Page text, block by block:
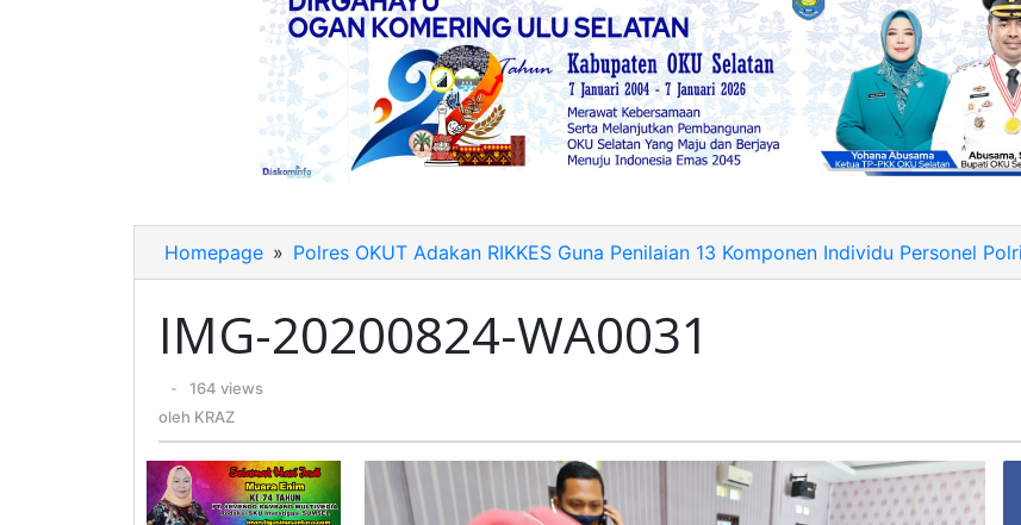
Homepage » Polres OKUT Adakan RIKKES Guna Penilaian 13 Komponen Individu Personel Polri
IMG-20200824-WA0031
oleh
KRAZ
-
164 views
oleh KRAZ